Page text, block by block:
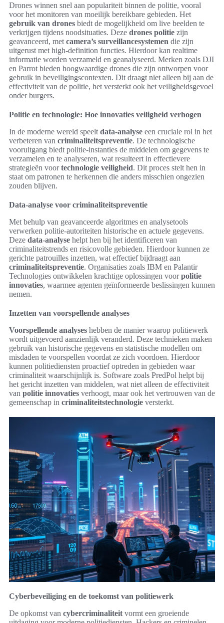
Drones winnen snel aan populariteit binnen de politie, vooral
voor het monitoren van moeilijk bereikbare gebieden. Het
gebruik van drones biedt de mogelijkheid om live beelden te
verkrijgen tijdens noodsituaties. Deze drones politie zijn
geavanceerd, met camera’s surveillancesystemen die zijn
uitgerust met high-definition functies. Hierdoor kan realtime
informatie worden verzameld en geanalyseerd. Merken zoals DJI
en Parrot bieden hoogwaardige drones die zijn ontworpen voor
gebruik in beveiligingscontexten. Dit draagt niet alleen bij aan de
effectiviteit van de politie, het versterkt ook het veiligheidsgevoel
onder burgers.
Politie en technologie: Hoe innovaties veiligheid verhogen
In de moderne wereld speelt data-analyse een cruciale rol in het
verbeteren van criminaliteitspreventie. De technologische
vooruitgang biedt politie-instanties de middelen om gegevens te
verzamelen en te analyseren, wat resulteert in effectievere
strategieën voortechnologie veiligheid. Dit proces stelt hen in
staat om patronen te herkennen die anders misschien ongezien
zouden blijven.
Data-analyse voor criminaliteitspreventie
Met behulp van geavanceerde algoritmes en analysetools
verwerken politie-autoriteiten historische en actuele gegevens.
Deze data-analyse helpt hen bij het identificeren van
criminaliteitstrends en risicovolle gebieden. Hierdoor kunnen ze
gerichte patrouilles inzetten, wat effectief bijdraagt aan
criminaliteitspreventie. Organisaties zoals IBM en Palantir
Technologies ontwikkelen krachtige oplossingen voorpolitie
innovaties, waarmee agenten geïnformeerde beslissingen kunnen
nemen.
Inzetten van voorspellende analyses
Voorspellende analyses hebben de manier waarop politiewerk
wordt uitgevoerd aanzienlijk veranderd. Deze technieken maken
gebruik van historische gegevens en statistische modellen om
misdaden te voorspellen voordat ze zich voordoen. Hierdoor
kunnen politiediensten proactief optreden in gebieden waar
criminaliteit waarschijnlijk is. Software zoals PredPol helpt bij
het gericht inzetten van middelen, wat niet alleen de effectiviteit
van politie innovaties verhoogt, maar ook het vertrouwen van de
gemeenschap in criminaliteitstechnologie versterkt.
Cyberbeveiliging en de toekomst van politiewerk
De opkomst van cybercriminaliteit vormt een groeiende